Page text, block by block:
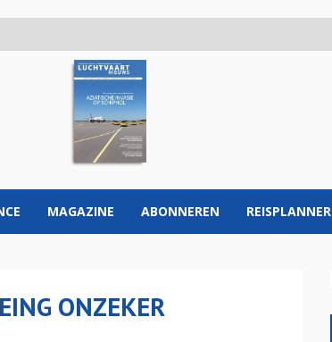
MAGAZINE ABONNEREN REISPLANNER
ONZEKER